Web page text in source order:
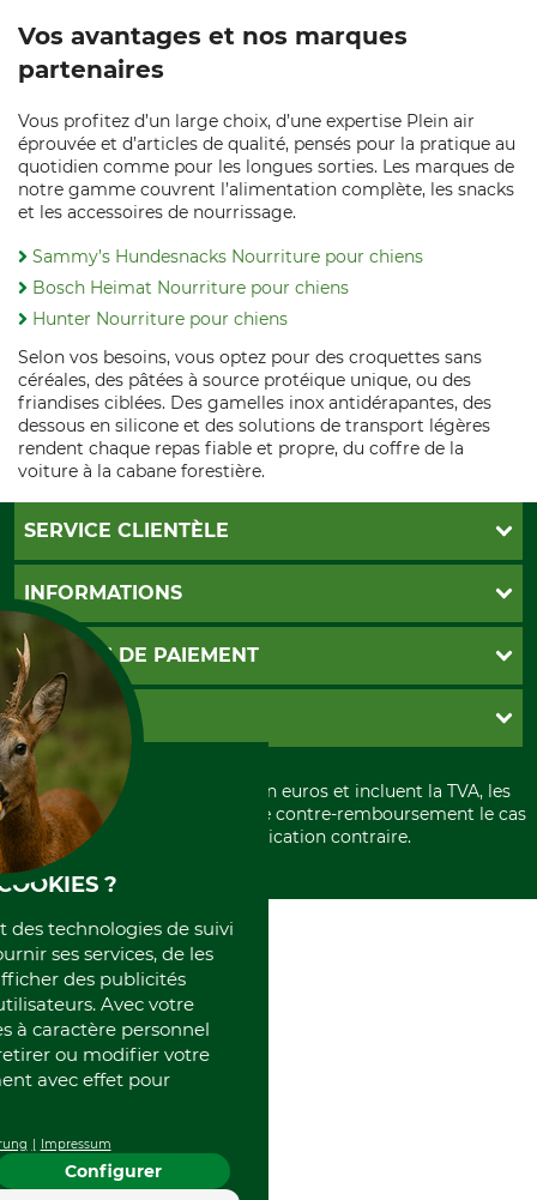
Vos avantages et nos marques
partenaires
Vous profitez d’un large choix, d’une expertise Plein air
éprouvée et d’articles de qualité, pensés pour la pratique au
quotidien comme pour les longues sorties. Les marques de
notre gamme couvrent l’alimentation complète, les snacks
et les accessoires de nourrissage.
Sammy’s Hundesnacks Nourriture pour chiens
Bosch Heimat Nourriture pour chiens
Hunter Nourriture pour chiens
Selon vos besoins, vous optez pour des croquettes sans
céréales, des pâtées à source protéique unique, ou des
friandises ciblées. Des gamelles inox antidérapantes, des
dessous en silicone et des solutions de transport légères
rendent chaque repas fiable et propre, du coffre de la
voiture à la cabane forestière.
SERVICE CLIENTÈLE
Foire aux questions
Abonnement à la newsletter
Contact
Garantie / Devis
Paramètres des cookies
INFORMATIONS
CGV
Livraison
Conditions d'annulation
Formulaire de rétraction
Politique de confidentialité
Élimination et environnement
Rétractation de votre commande
MOYENS DE PAIEMENT
PayPal
Carte de crédit
Paiement á l'avance
GRUBE KG
Histoire
International
Portrait
Qui sommes-nous
Tous les prix sont exprimés en euros et incluent la TVA, les
frais d'expédition et les frais de contre-remboursement le cas
échéant, sauf indication contraire.
?
des technologies de suivi
ses services, de les
des publicités
Avec votre
à caractère personnel
ou modifier votre
avec effet pour
Impressum
Configurer